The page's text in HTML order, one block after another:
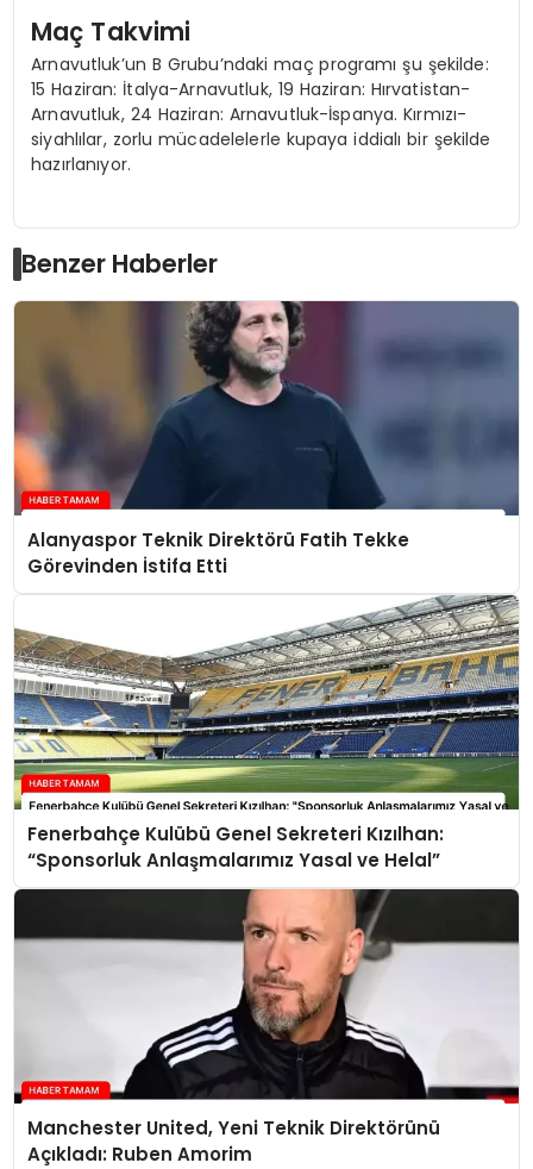
Maç Takvimi
Arnavutluk’un B Grubu’ndaki maç programı şu şekilde:
15 Haziran: İtalya-Arnavutluk, 19 Haziran: Hırvatistan-
Arnavutluk, 24 Haziran: Arnavutluk-İspanya. Kırmızı-
siyahlılar, zorlu mücadelelerle kupaya iddialı bir şekilde
hazırlanıyor.
Benzer Haberler
Alanyaspor Teknik Direktörü Fatih Tekke
Görevinden İstifa Etti
Fenerbahçe Kulübü Genel Sekreteri Kızılhan:
“Sponsorluk Anlaşmalarımız Yasal ve Helal”
Manchester United, Yeni Teknik Direktörünü
Açıkladı: Ruben Amorim